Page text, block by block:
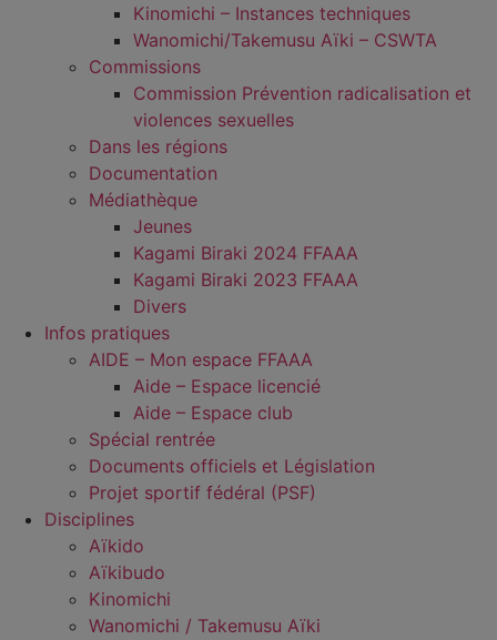
Kinomichi – Instances techniques
Wanomichi/Takemusu Aïki – CSWTA
Commissions
Commission Prévention radicalisation et
violences sexuelles
Dans les régions
Documentation
Médiathèque
Jeunes
Kagami Biraki 2024 FFAAA
Kagami Biraki 2023 FFAAA
Divers
Infos pratiques
AIDE – Mon espace FFAAA
Aide – Espace licencié
Aide – Espace club
Spécial rentrée
Documents officiels et Législation
Projet sportif fédéral (PSF)
Disciplines
Aïkido
Aïkibudo
Kinomichi
Wanomichi / Takemusu Aïki